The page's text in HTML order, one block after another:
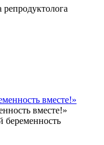
вместе!»